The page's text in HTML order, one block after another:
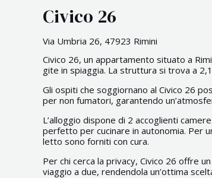
Civico 26
Via Umbria 26, 47923 Rimini
Civico 26, un appartamento situato a
gite in spiaggia. La struttura si trova a
Gli ospiti che soggiornano al Civico 26
per non fumatori, garantendo
L’alloggio dispone di 2 accoglienti
perfetto per cucinare in autonomia. Per
letto sono forniti con cura.
Per chi cerca la privacy, Civico 26 offre
viaggio a due, rendendola un’ottima